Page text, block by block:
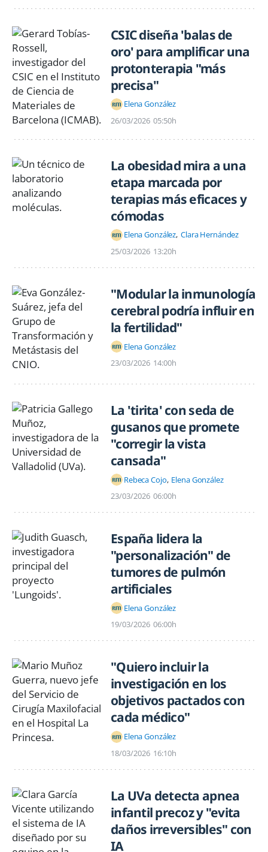
CSIC diseña 'balas de
oro' para amplificar una
protonterapia "más
precisa"
Elena González
26/03/2026 05:50h
La obesidad mira a una
etapa marcada por
terapias más eficaces y
cómodas
Elena González Clara Hernández
25/03/2026 13:20h
"Modular la inmunología
cerebral podría influir en
la fertilidad"
Elena González
23/03/2026 14:00h
La 'tirita' con seda de
gusanos que promete
"corregir la vista
cansada"
Rebeca Cojo Elena González
23/03/2026 06:00h
España lidera la
"personalización" de
tumores de pulmón
artificiales
Elena González
19/03/2026 06:00h
"Quiero incluir la
investigación en los
objetivos pactados con
cada médico"
Elena González
18/03/2026 16:10h
La UVa detecta apnea
infantil precoz y "evita
daños irreversibles" con
IA